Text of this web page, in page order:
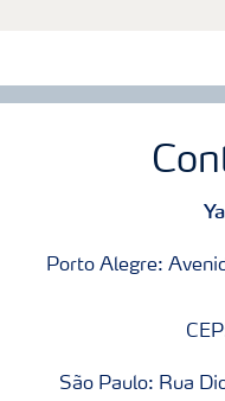
Porto Alegre:
São Paulo: Rua